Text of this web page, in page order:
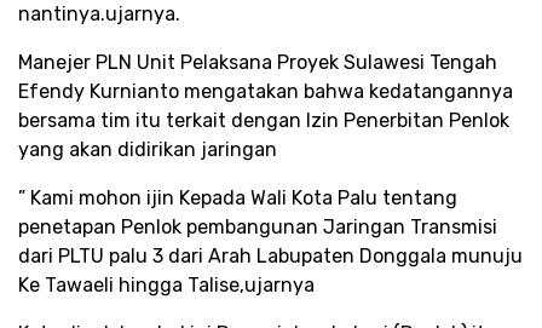
nantinya.ujarnya.
Manejer PLN Unit Pelaksana Proyek Sulawesi Tengah
Efendy Kurnianto mengatakan bahwa kedatangannya
bersama tim itu terkait dengan Izin Penerbitan Penlok
yang akan didirikan jaringan
” Kami mohon ijin Kepada Wali Kota Palu tentang
penetapan Penlok pembangunan Jaringan Transmisi
dari PLTU palu 3 dari Arah Labupaten Donggala munuju
Ke Tawaeli hingga Talise,ujarnya